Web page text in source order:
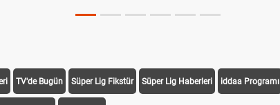
TV'de Bugün Süper Lig Fikstür Süper Lig Haberleri iddaa Programı